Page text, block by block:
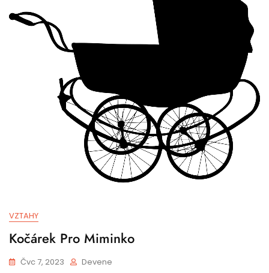
VZTAHY
Kočárek Pro Miminko
Čvc 7, 2023 Devene